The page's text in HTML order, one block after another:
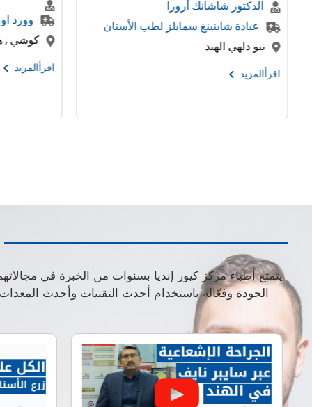
الأسنان
وورد اوف دينتيستري
يتمتع أطباء مركز كيور إنديا بسنوات من الخبرة في
الجودة وفعّالة باستخدام أحدث التقنيات وأحدث